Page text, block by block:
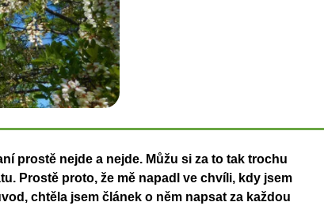
prostě nejde a nejde. Můžu si za to tak trochu
Prostě proto, že mě napadl ve chvíli, kdy jsem
chtěla jsem článek o něm napsat za každou